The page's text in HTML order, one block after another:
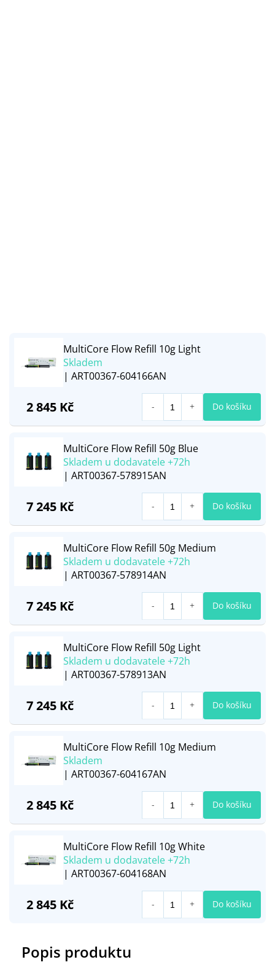
Popis produktu
MultiCore Flow Refill 10g Light
Skladem
| ART00367-604166AN
2 845 Kč Do košíku
MultiCore Flow Refill 50g Blue
Skladem u dodavatele +72h
| ART00367-578915AN
7 245 Kč Do košíku
MultiCore Flow Refill 50g Medium
Skladem u dodavatele +72h
| ART00367-578914AN
7 245 Kč Do košíku
MultiCore Flow Refill 50g Light
Skladem u dodavatele +72h
| ART00367-578913AN
7 245 Kč Do košíku
MultiCore Flow Refill 10g Medium
Skladem
| ART00367-604167AN
2 845 Kč Do košíku
MultiCore Flow Refill 10g White
Skladem u dodavatele +72h
| ART00367-604168AN
2 845 Kč Do košíku